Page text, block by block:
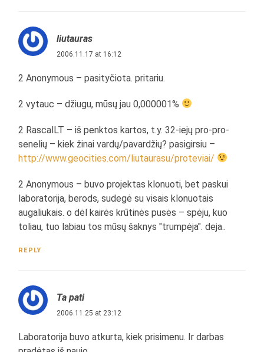
liutauras
2006.11.17 at 16:12
2 Anonymous – pasityčiota. pritariu.
2 vytauc – džiugu, mūsų jau 0,000001%
2 RascalLT – iš penktos kartos, t.y. 32-iejų pro-pro-
senelių – kiek žinai vardų/pavardžių? pasigirsiu –
http://www.geocities.com/liutaurasu/proteviai/
2 Anonymous – buvo projektas klonuoti, bet paskui
laboratorija, berods, sudegė su visais klonuotais
augaliukais. o dėl kairės krūtinės pusės – spėju, kuo
toliau, tuo labiau tos mūsų šaknys "trumpėja". deja..
REPLY
Ta pati
2006.11.25 at 23:12
Laboratorija buvo atkurta, kiek prisimenu. Ir darbas